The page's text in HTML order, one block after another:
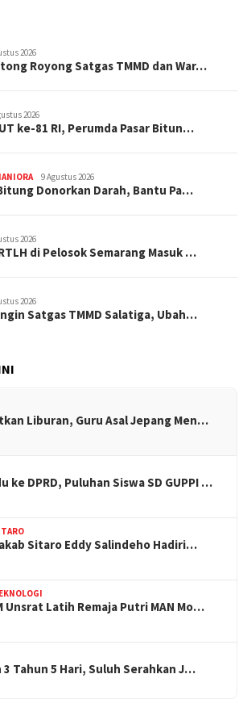
2026
Royong Satgas TMMD dan War…
2026
ke-81 RI, Perumda Pasar Bitun…
9 Agustus 2026
Donorkan Darah, Bantu Pa…
2026
di Pelosok Semarang Masuk …
2026
Satgas TMMD Salatiga, Ubah…
Liburan, Guru Asal Jepang Men…
ke DPRD, Puluhan Siswa SD GUPPI …
Sitaro Eddy Salindeho Hadiri…
Unsrat Latih Remaja Putri MAN Mo…
Tahun 5 Hari, Suluh Serahkan J…